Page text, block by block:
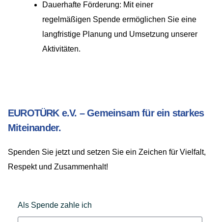
Dauerhafte Förderung: Mit einer
regelmäßigen Spende ermöglichen Sie eine
langfristige Planung und Umsetzung unserer
Aktivitäten.
EUROTÜRK e.V. – Gemeinsam für ein starkes
Miteinander.
Spenden Sie jetzt und setzen Sie ein Zeichen für Vielfalt,
Respekt und Zusammenhalt!
Als Spende zahle ich